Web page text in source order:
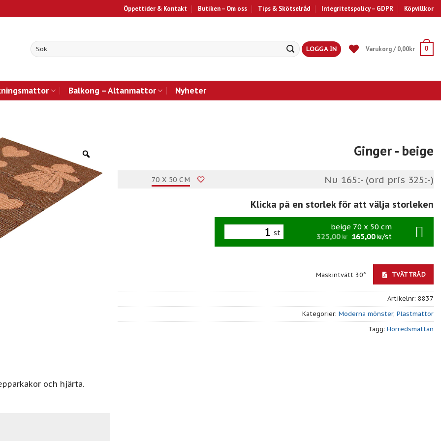
Öppettider & Kontakt Butiken – Om oss Tips & Skötselråd Integritetspolicy – GDPR Köpvillkor
LOGGA IN Varukorg /0,00kr 0
Balkong – Altanmattor Nyheter
Ginger- beige
70 X 50 CM Nu 165:- (ord pris 325:-)
Klicka på en storlek för att välja storleken
st
beige 70 x 50 cm
325,00 kr 165,00 kr/st
Maskintvätt 30° TVÄTTRÅD
Artikelnr: 8837
Kategorier: Moderna mönster, Plastmattor
Tagg: Horredsmattan
och hjärta.